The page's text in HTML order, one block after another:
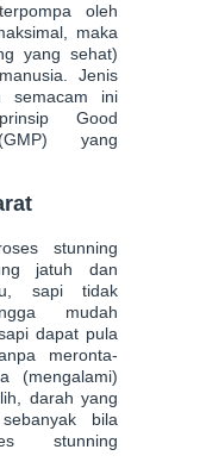
oleh
maka
yang sehat)
Jenis
semacam ini
Good
yang
stunning
jatuh dan
sapi tidak
mudah
dapat pula
meronta-
(mengalami)
darah yang
bila
stunning